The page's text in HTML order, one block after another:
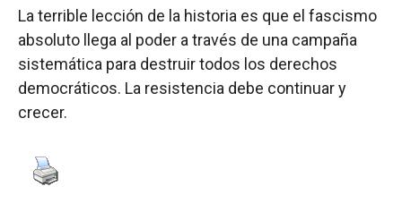
La terrible lección de la historia es que el fascismo
absoluto llega al poder a través de una campaña
sistemática para destruir todos los derechos
democráticos. La resistencia debe continuar y
crecer.